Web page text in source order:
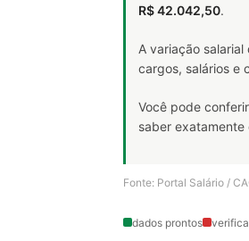
R$ 42.042,50.
A variação
cargos, salários e
Você pode
saber
Fonte: Portal Salário /
dados prontos